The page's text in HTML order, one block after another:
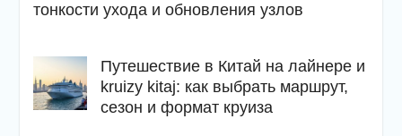
тонкости ухода и обновления узлов
Путешествие в Китай на лайнере и
kruizy kitaj: как выбрать маршрут,
сезон и формат круиза